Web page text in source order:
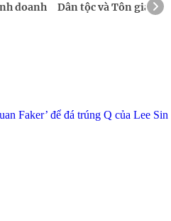
doanh Dân tộc và Tôn giáo